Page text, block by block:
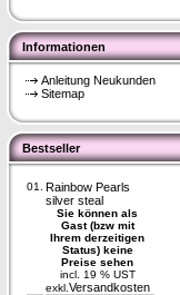
Informationen
Anleitung Neukunden
Sitemap
Bestseller
01.
Rainbow Pearls
silver steal
Sie können als
Gast (bzw mit
Ihrem derzeitigen
Status) keine
Preise sehen
incl. 19 % UST
exkl. Versandkosten